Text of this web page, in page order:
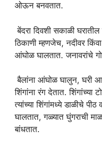
ओऊन बनवतात.
बेंदरा दिवशी सकाळी घरातील
ठिकाणी म्हणजेच, नदीवर
आंघोळ घालतात. जनावरांचे
बैलांना आंघोळ घालुन, घरी
शिंगांना रंग देतात. शिंगांच्या
त्यांच्या शिंगांमध्ये डाळीचे
घालतात, गळ्यात घुंगराची
बांधतात.